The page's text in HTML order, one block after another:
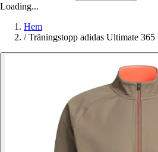
Loading...
Hem
/ Träningstopp adidas Ultimate 365